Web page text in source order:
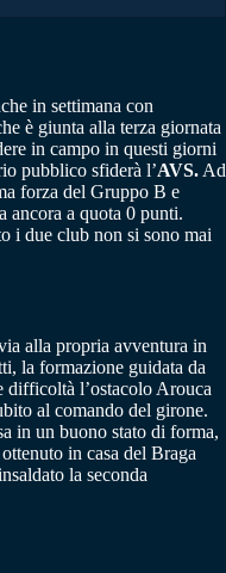
in settimana con
è giunta alla terza giornata
in campo in questi giorni
pubblico sfiderà l’AVS. Ad
forza del Gruppo B e
ancora a quota 0 punti.
i due club non si sono mai
alla propria avventura in
la formazione guidata da
difficoltà l’ostacolo Arouca
al comando del girone.
in un buono stato di forma,
in casa del Braga
la seconda